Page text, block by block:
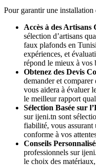
Pour garantir une
Accès à des Artisans
sélection d’artisans
faux plafonds en
expériences, et
répond le mieux à vos
Obtenez des Devis
demander et comparer
vous aidera à évaluer
le meilleur rapport
Sélection Basée sur
sur ijeni.tn sont
fiabilité, vous
conforme à vos
Conseils
professionnels sur
le choix des